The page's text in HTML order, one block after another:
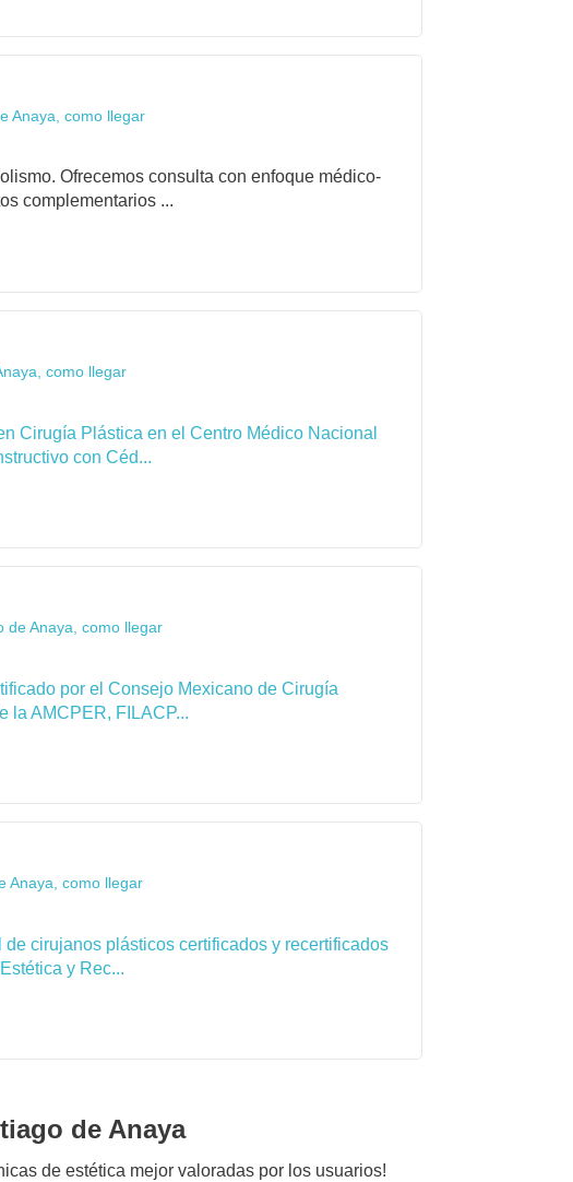
Anaya, como llegar
Ofrecemos consulta con enfoque médico-
complementarios ...
como llegar
Cirugía Plástica en el Centro Médico Nacional
con Céd...
de Anaya, como llegar
por el Consejo Mexicano de Cirugía
la AMCPER, FILACP...
Anaya, como llegar
cirujanos plásticos certificados y recertificados
y Rec...
de Anaya
de estética mejor valoradas por los usuarios!